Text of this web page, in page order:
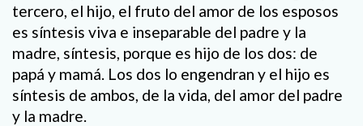
tercero, el hijo, el fruto del amor de los esposos
es síntesis viva e inseparable del padre y la
madre, síntesis, porque es hijo de los dos: de
papá y mamá. Los dos lo engendran y el hijo es
síntesis de ambos, de la vida, del amor del padre
y la madre.